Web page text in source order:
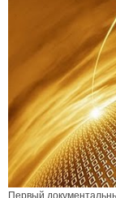
Первый